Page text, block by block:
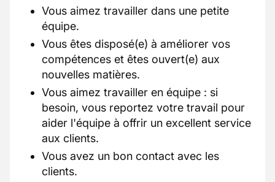
Vous aimez travailler dans une petite
équipe.
Vous êtes disposé(e) à améliorer vos
compétences et êtes ouvert(e) aux
nouvelles matières.
Vous aimez travailler en équipe : si
besoin, vous reportez votre travail pour
aider l'équipe à offrir un excellent service
aux clients.
Vous avez un bon contact avec les
clients.